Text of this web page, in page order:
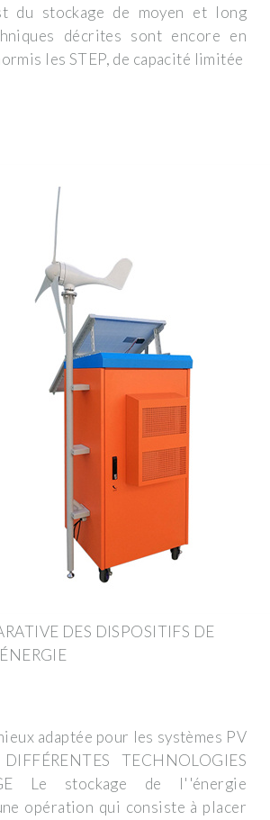
du stockage de moyen et long
décrites sont encore en
les STEP, de capacité limitée
DES DISPOSITIFS DE
adaptée pour les systèmes PV
TECHNOLOGIES
Le stockage de l''énergie
opération qui consiste à placer